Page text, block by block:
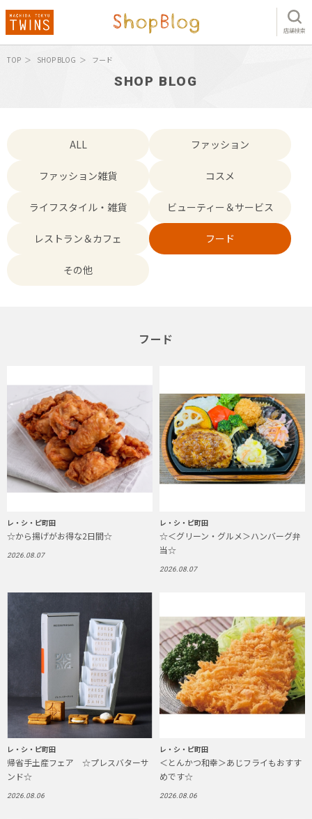
店舗検索
TOP SHOP BLOG フード
SHOP BLOG
ALL ファッション
ファッション雑貨 コスメ
ライフスタイル・雑貨 ビューティー＆サービス
レストラン＆カフェ フード
その他
フード
レ・シ・ピ町田
☆から揚げがお得な2日間☆
2026.08.07
レ・シ・ピ町田
☆＜グリーン・グルメ＞ハンバーグ弁
当☆
2026.08.07
レ・シ・ピ町田
帰省手土産フェア ☆プレスバターサ
ンド☆
2026.08.06
レ・シ・ピ町田
＜とんかつ和幸＞あじフライもおすす
めです☆
2026.08.06